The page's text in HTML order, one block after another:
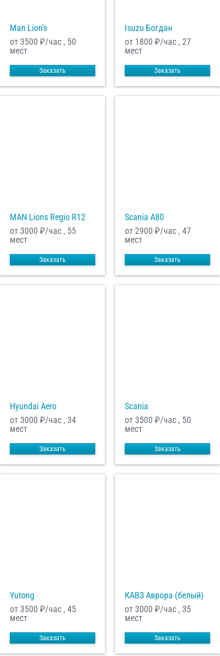
Man Lion's
от 3500 ₽/час , 50
мест
Заказать
Isuzu Богдан
от 1800 ₽/час , 27
мест
Заказать
MAN Lions Regio R12
от 3000 ₽/час , 55
мест
Заказать
Scania A80
от 2900 ₽/час , 47
мест
Заказать
Hyundai Aero
от 3000 ₽/час , 34
мест
Заказать
Scania
от 3500 ₽/час , 50
мест
Заказать
Yutong
от 3500 ₽/час , 45
мест
Заказать
КАВЗ Аврора (белый)
от 3000 ₽/час , 35
мест
Заказать